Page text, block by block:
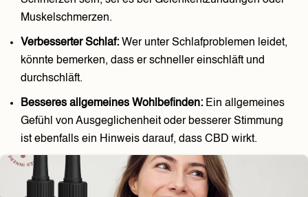
Muskelschmerzen.
Verbesserter Schlaf: Wer unter Schlafproblemen leidet,
könnte bemerken, dass er schneller einschläft und
durchschläft.
Besseres allgemeines Wohlbefinden: Ein allgemeines
Gefühl von Ausgeglichenheit oder besserer Stimmung
ist ebenfalls ein Hinweis darauf, dass CBD wirkt.